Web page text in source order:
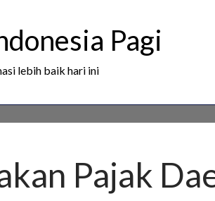
Pagi
lebih baik hari ini
Pajak